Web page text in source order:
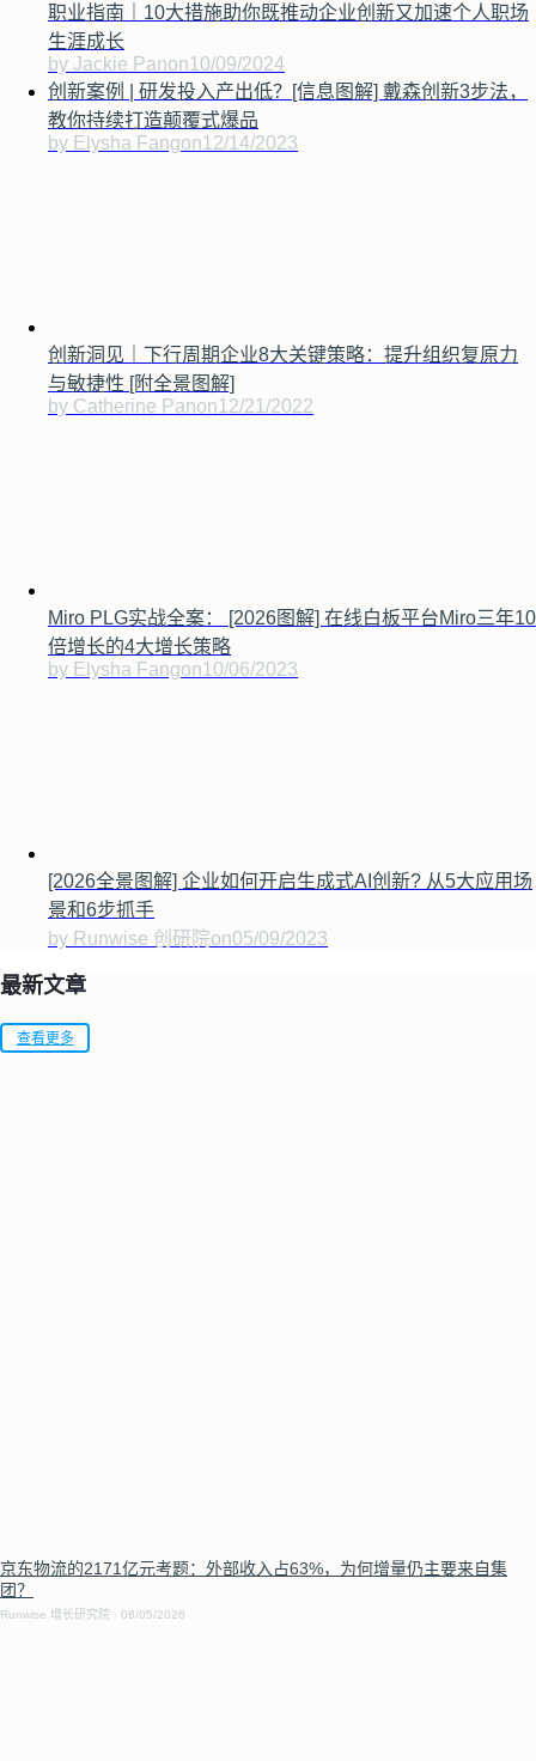
职业指南｜10大措施助你既推动企业创新又加速个人职场
生涯成长
by Jackie Panon10/09/2024
创新案例 | 研发投入产出低？[信息图解] 戴森创新3步法，
教你持续打造颠覆式爆品
by Elysha Fangon12/14/2023
创新洞见｜下行周期企业8大关键策略：提升组织复原力
与敏捷性 [附全景图解]
by Catherine Panon12/21/2022
Miro PLG实战全案： [2026图解] 在线白板平台Miro三年10
倍增长的4大增长策略
by Elysha Fangon10/06/2023
[2026全景图解] 企业如何开启生成式AI创新? 从5大应用场
景和6步抓手
by Runwise 创研院on05/09/2023
最新文章
查看更多
京东物流的2171亿元考题：外部收入占63%，为何增量仍主要来自集
团？
Runwise 增长研究院 08/05/2026